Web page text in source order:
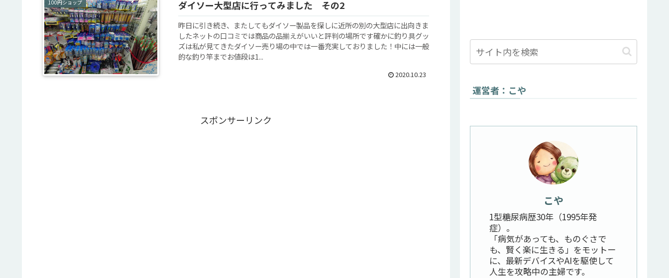
100円ショップ ダイソー大型店に行ってみました その2
昨日に引き続き、またしてもダイソー製品を探しに近所の別の大型店に出向きま
したネットの口コミでは商品の品揃えがいいと評判の場所です確かに釣り具グッ
ズは私が見てきたダイソー売り場の中では一番充実しておりました！中には一般
的な釣り竿までお値段は1...
2020.10.23
スポンサーリンク
運営者：こや
こや
1型糖尿病歴30年（1995年発
症）。
「病気があっても、ものぐさで
も、賢く楽に生きる」をモットー
に、最新デバイスやAIを駆使して
人生を攻略中の主婦です。